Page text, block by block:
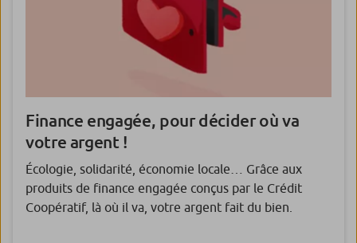
Finance engagée, pour décider où va
votre argent !
Écologie, solidarité, économie locale… Grâce aux
produits de finance engagée conçus par le Crédit
Coopératif, là où il va, votre argent fait du bien.